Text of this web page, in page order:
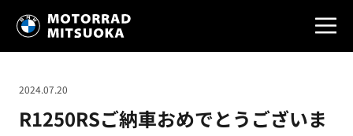
R1250RSご納車おめでとうございま
2024.07.20